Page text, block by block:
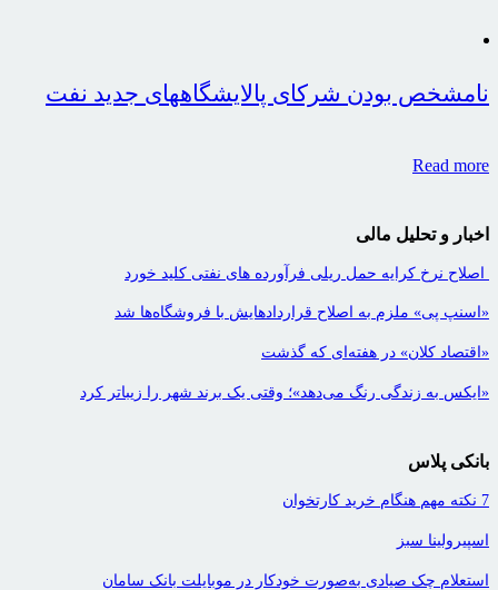
نامشخص بودن شرکای پالایشگاههای جدید نفت
Read more
اخبار و تحلیل مالی
اصلاح نرخ کرایه حمل ریلی فرآورده های نفتی کلید خورد
«اسنپ پی» ملزم به اصلاح قراردادهایش با فروشگاه‌ها شد
«اقتصاد کلان» در هفته‌ای که گذشت
«ایکس به زندگی رنگ می‌دهد»؛ وقتی یک برند شهر را زیباتر کرد
بانکی پلاس
7 نکته مهم هنگام خرید کارتخوان
اسپیرولینا سبز
استعلام چک صیادی به‌صورت خودکار در موبایلت بانک سامان